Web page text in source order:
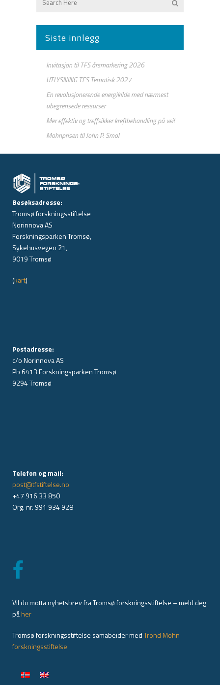
Siste innlegg
Invitasjon til TFS årsmarkering 2026
UTLYSNING TFS Tematisk 2027
En revolusjonerende energikilde med nærmest
ubegrensede ressurser
Mer effektiv og treffsikker kreftbehandling på vei!
Mohnprisen til John P. Smol
Besøksadresse:
Tromsø forskningsstiftelse
Norinnova AS
Forskningsparken Tromsø,
Sykehusvegen 21,
9019 Tromsø
(kart)
Postadresse:
c/o Norinnova AS
Pb 6413 Forskningsparken Tromsø
9294 Tromsø
Telefon og mail:
post@tfstiftelse.no
+47 916 33 850
Org. nr. 991 934 928
Vil du motta nyhetsbrev fra Tromsø forskningsstiftelse – meld deg
påher
Tromsø forskningsstiftelse samabeider medTrond Mohn
forskningsstiftelse